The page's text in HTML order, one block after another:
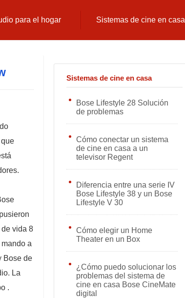
para el hogar Sistemas de cine en casa
vida 8
a
Bose de
La
.
Sistemas de cine en casa
Bose Lifestyle 28 Solución
de problemas
Cómo conectar un sistema
de cine en casa a un
televisor Regent
Diferencia entre una serie IV
Bose Lifestyle 38 y un Bose
Lifestyle V 30
Cómo elegir un Home
Theater en un Box
¿Cómo puedo solucionar los
problemas del sistema de
cine en casa Bose CineMate
digital